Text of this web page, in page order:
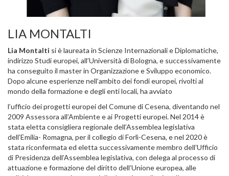
LIA MONTALTI
Lia Montalti si è laureata in Scienze Internazionali e Diplomatiche,
indirizzo Studi europei, all’Università di Bologna, e successivamente
ha conseguito il master in Organizzazione e Sviluppo economico.
Dopo alcune esperienze nell’ambito dei fondi europei, rivolti al
mondo della formazione e degli enti locali, ha avviato
l’ufficio dei progetti europei del Comune di Cesena, diventando nel
2009 Assessora all’Ambiente e ai Progetti europei. Nel 2014 è
stata eletta consigliera regionale dell’Assemblea legislativa
dell’Emilia- Romagna, per il collegio di Forlì-Cesena, e nel 2020 è
stata riconfermata ed eletta successivamente membro dell’Ufficio
di Presidenza dell’Assemblea legislativa, con delega al processo di
attuazione e formazione del diritto dell’Unione europea, alle